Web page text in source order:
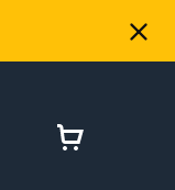
NÁKUPNÍ